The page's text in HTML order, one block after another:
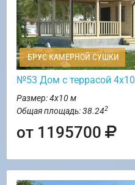
БРУС КАМЕРНОЙ СУШКИ
№53 Дом с террасой 4х10
Размер: 4х10 м
Общая площадь: 38.242
от 1195700